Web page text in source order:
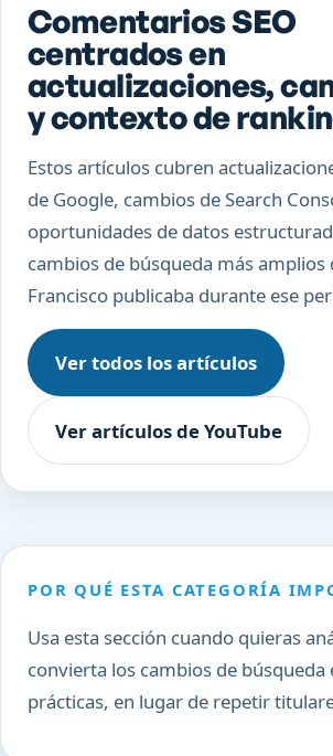
Comentarios SEO
centrados en
actualizaciones,
y contexto de
Estos artículos cubren
de Google, cambios de Search
oportunidades de datos
cambios de búsqueda más amplios
Francisco publicaba durante ese
Ver todos los artículos
Ver artículos de YouTube
POR QUÉ ESTA CATEGORÍA
Usa esta sección cuando quieras
convierta los cambios de búsqueda
prácticas, en lugar de repetir